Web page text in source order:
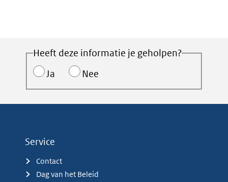
Heeft deze informatie je geholpen?
Ja
Nee
Service
Contact
Dag van het Beleid